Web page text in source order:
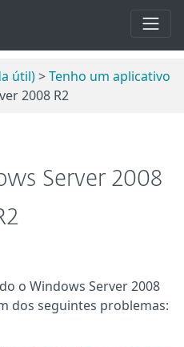
útil)>Tenho um aplicativo
2008 R2
Server 2008
o Windows Server 2008
dos seguintes problemas: